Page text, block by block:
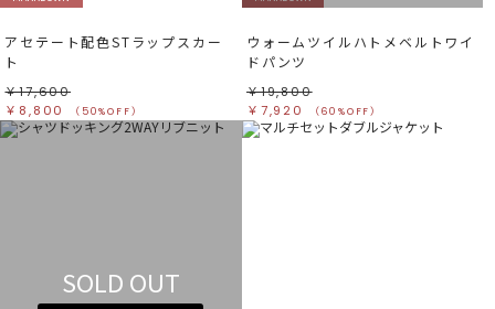
アセテート配色STラップスカー
ト
￥17,600
￥8,800
（50%OFF）
ウォームツイルハトメベルトワイ
ドパンツ
￥19,800
￥7,920
（60%OFF）
SOLD OUT